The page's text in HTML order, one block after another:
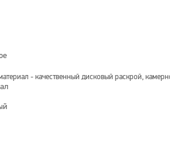
- качественный дисковый раскрой,